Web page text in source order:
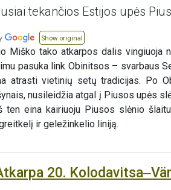
tekančios Estijos upės
Show original
Miško tako atkarpos dalis vingiuoja
pasuka link Obinitsos – svarbaus
atrasti vietinių setų tradicijas. Po
nusileidžia atgal į Piusos upės
ten eina kairiuoju Piusos slėnio
ir geležinkelio liniją.
20.